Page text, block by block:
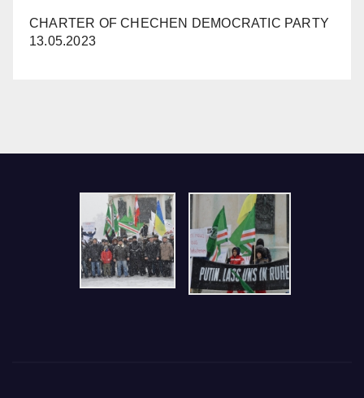
CHARTER OF CHECHEN DEMOCRATIC PARTY
13.05.2023